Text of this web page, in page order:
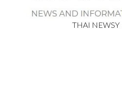
THAI NEWSY